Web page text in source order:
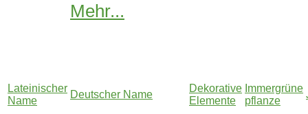
Mehr...
Lateinischer
Name
Deutscher Name
Dekorative
Elemente
Immergrüne
pflanze